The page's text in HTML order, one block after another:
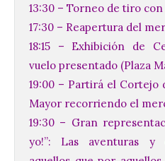
13:30 – Torneo de tiro con
17:30 – Reapertura del
18:15 – Exhibición de
vuelo presentado (Plaza
19:00 – Partirá el Cortejo
Mayor recorriendo el
19:30 – Gran
yo!”: Las aventuras y